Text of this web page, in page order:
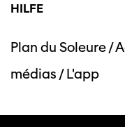
HILFE
Plan du Soleure/
médias /L'app